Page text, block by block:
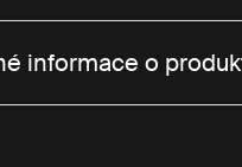
informace o